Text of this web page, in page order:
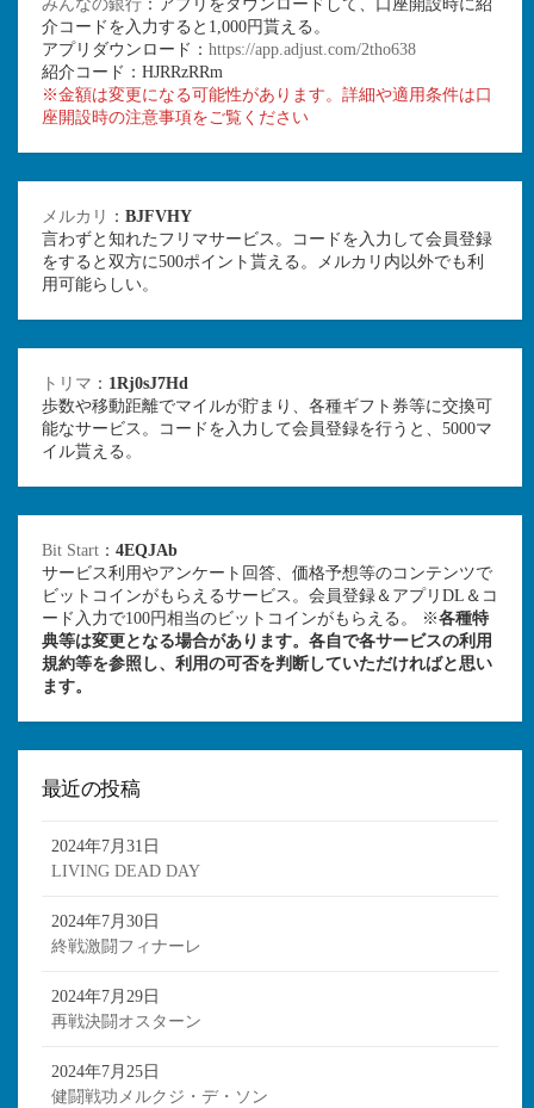
介コードを入力すると1,000円貰える。
アプリダウンロード： https://app.adjust.com/2tho638
紹介コード：HJRRzRRm
※金額は変更になる可能性があります。詳細や適用条件は口
座開設時の注意事項をご覧ください
メルカリ ： BJFVHY
言わずと知れたフリマサービス。コードを入力して会員登録
をすると双方に500ポイント貰える。メルカリ内以外でも利
用可能らしい。
トリマ ： 1Rj0sJ7Hd
歩数や移動距離でマイルが貯まり、各種ギフト券等に交換可
能なサービス。コードを入力して会員登録を行うと、5000マ
イル貰える。
Bit Start ： 4EQJAb
サービス利用やアンケート回答、価格予想等のコンテンツで
ビットコインがもらえるサービス。会員登録＆アプリDL＆コ
ード入力で100円相当のビットコインがもらえる。 ※各種特
典等は変更となる場合があります。各自で各サービスの利用
規約等を参照し、利用の可否を判断していただければと思い
ます。
最近の投稿
2024年7月31日
LIVING DEAD DAY
2024年7月30日
終戦激闘フィナーレ
2024年7月29日
再戦決闘オスターン
2024年7月25日
健闘戦功メルクジ・デ・ソン